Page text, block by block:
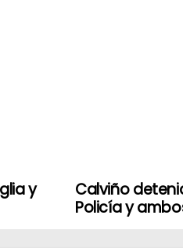
Calviño
Policía y
y